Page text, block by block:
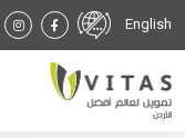
English